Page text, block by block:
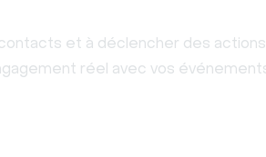
et à déclencher des actions
réel avec vos